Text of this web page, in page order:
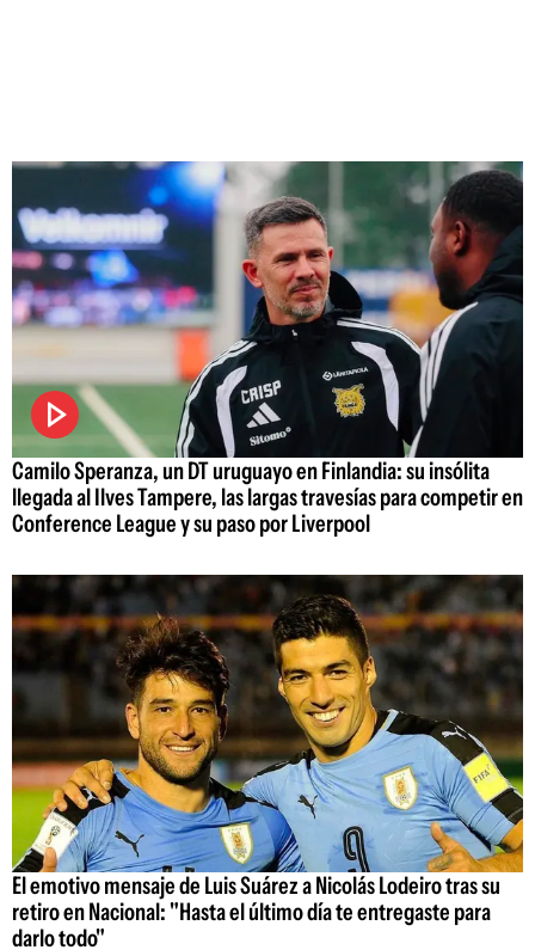
Camilo Speranza, un DT uruguayo en Finlandia: su insólita
llegada al Ilves Tampere, las largas travesías para competir en
Conference League y su paso por Liverpool
El emotivo mensaje de Luis Suárez a Nicolás Lodeiro tras su
retiro en Nacional: "Hasta el último día te entregaste para
darlo todo"